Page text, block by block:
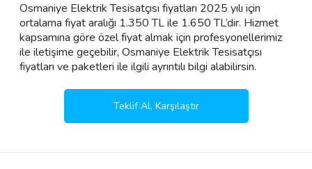
Osmaniye Elektrik Tesisatçısı fiyatları 2025 yılı için
ortalama fiyat aralığı 1.350 TL ile 1.650 TL’dir. Hizmet
kapsamına göre özel fiyat almak için profesyonellerimiz
ile iletişime geçebilir, Osmaniye Elektrik Tesisatçısı
fiyatları ve paketleri ile ilgili ayrıntılı bilgi alabilirsin.
Teklif Al, Karşılaştır